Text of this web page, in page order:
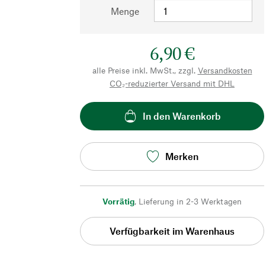
Menge
6,90 €
alle Preise inkl. MwSt., zzgl. Versandkosten
CO₂-reduzierter Versand mit DHL
In den Warenkorb
Merken
Vorrätig, Lieferung in 2-3 Werktagen
Verfügbarkeit im Warenhaus